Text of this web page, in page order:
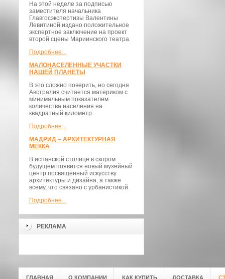
На этой неделе за подписью
заместителя начальника
Главгосэкспертизы Валентины
Левитиной издано положительное
экспертное заключение на проект
второй сцены Мариинского театра.
Подробнее...
МАЛОНАСЕЛЕННЫЕ УЧАСТКИ
НАШЕЙ ПЛАНЕТЫ
В это сложно поверить, но сегодня
Австралия считается материком с
минимальным показателем
количества населения на
квадратный километр.
Подробнее...
МАДРИД – АРХИТЕКТУРНАЯ
МЕККА
В испанской столице в скором
будущем появится новый музейный
центр посвященный искусству
архитектуры и дизайна, а также
всему, что связано с урбанистикой.
Подробнее...
РЕКЛАМА
ГЛАВНАЯ О КОМПАНИИ КАК КУПИТЬ ДОСТАВКА